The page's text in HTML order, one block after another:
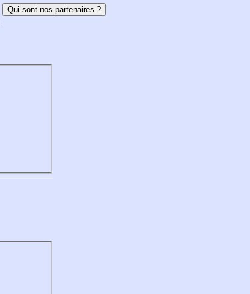
Qui sont nos partenaires ?